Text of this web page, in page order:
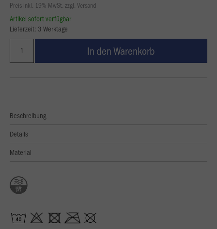
Preis inkl. 19% MwSt. zzgl. Versand
Artikel sofort verfügbar
Lieferzeit: 3 Werktage
In den Warenkorb
Beschreibung
Details
Material